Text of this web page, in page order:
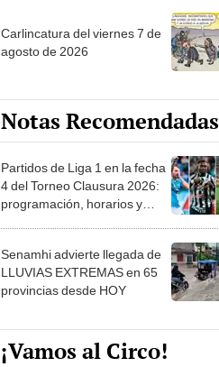
Carlincatura del viernes 7 de
agosto de 2026
Notas Recomendadas
Partidos de Liga 1 en la fecha
4 del Torneo Clausura 2026:
programación, horarios y
Senamhi advierte llegada de
LLUVIAS EXTREMAS en 65
provincias desde HOY
¡Vamos al Circo!